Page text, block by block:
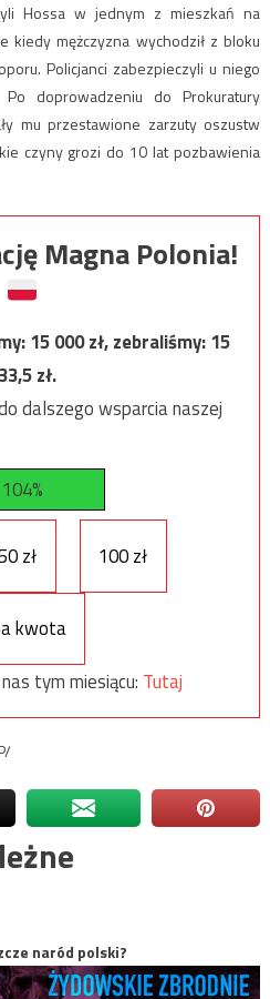
Hossa w jednym z mieszkań na
kiedy mężczyzna wychodził z bloku
Policjanci zabezpieczyli u niego
doprowadzeniu do Prokuratury
mu przestawione zarzuty oszustw
czyny grozi do 10 lat pozbawienia
Magna Polonia!
15 000zł, zebraliśmy:15
zł.
dalszego wsparcia naszej
104%
zł 100 zł
kwota
tym miesiącu: Tutaj
naród polski?